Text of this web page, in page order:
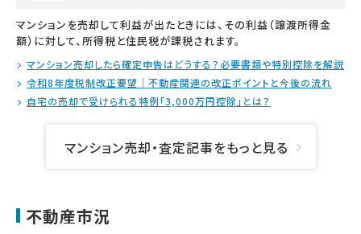
マンションを売却して利益が出たときには、その利益（譲渡所得金
額）に対して、所得税と住民税が課税されます。
マンション売却したら確定申告はどうする？必要書類や特別控除を解説
令和8年度税制改正要望｜不動産関連の改正ポイントと今後の流れ
自宅の売却で受けられる特例「3,000万円控除」とは？
マンション売却・査定記事をもっと見る
不動産市況